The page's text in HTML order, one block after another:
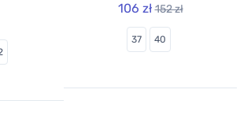
106 zł 152 zł
37 40